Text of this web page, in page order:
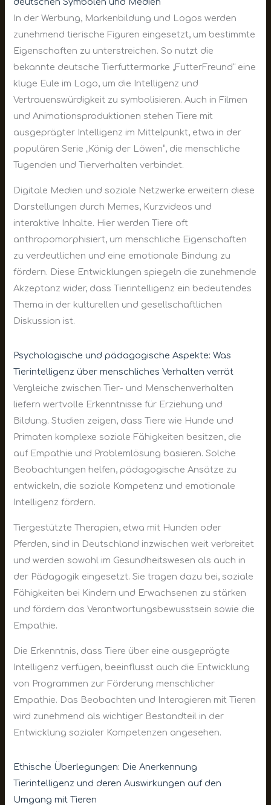
In der Werbung, Markenbildung und Logos werden
zunehmend tierische Figuren eingesetzt, um bestimmte
Eigenschaften zu unterstreichen. So nutzt die
bekannte deutsche Tierfuttermarke „FutterFreund“ eine
kluge Eule im Logo, um die Intelligenz und
Vertrauenswürdigkeit zu symbolisieren. Auch in Filmen
und Animationsproduktionen stehen Tiere mit
ausgeprägter Intelligenz im Mittelpunkt, etwa in der
populären Serie „König der Löwen“, die menschliche
Tugenden und Tierverhalten verbindet.
Digitale Medien und soziale Netzwerke erweitern diese
Darstellungen durch Memes, Kurzvideos und
interaktive Inhalte. Hier werden Tiere oft
anthropomorphisiert, um menschliche Eigenschaften
zu verdeutlichen und eine emotionale Bindung zu
fördern. Diese Entwicklungen spiegeln die zunehmende
Akzeptanz wider, dass Tierintelligenz ein bedeutendes
Thema in der kulturellen und gesellschaftlichen
Diskussion ist.
Psychologische und pädagogische Aspekte: Was
Tierintelligenz über menschliches Verhalten verrät
Vergleiche zwischen Tier- und Menschenverhalten
liefern wertvolle Erkenntnisse für Erziehung und
Bildung. Studien zeigen, dass Tiere wie Hunde und
Primaten komplexe soziale Fähigkeiten besitzen, die
auf Empathie und Problemlösung basieren. Solche
Beobachtungen helfen, pädagogische Ansätze zu
entwickeln, die soziale Kompetenz und emotionale
Intelligenz fördern.
Tiergestützte Therapien, etwa mit Hunden oder
Pferden, sind in Deutschland inzwischen weit verbreitet
und werden sowohl im Gesundheitswesen als auch in
der Pädagogik eingesetzt. Sie tragen dazu bei, soziale
Fähigkeiten bei Kindern und Erwachsenen zu stärken
und fördern das Verantwortungsbewusstsein sowie die
Empathie.
Die Erkenntnis, dass Tiere über eine ausgeprägte
Intelligenz verfügen, beeinflusst auch die Entwicklung
von Programmen zur Förderung menschlicher
Empathie. Das Beobachten und Interagieren mit Tieren
wird zunehmend als wichtiger Bestandteil in der
Entwicklung sozialer Kompetenzen angesehen.
Ethische Überlegungen: Die Anerkennung
Tierintelligenz und deren Auswirkungen auf den
Umgang mit Tieren